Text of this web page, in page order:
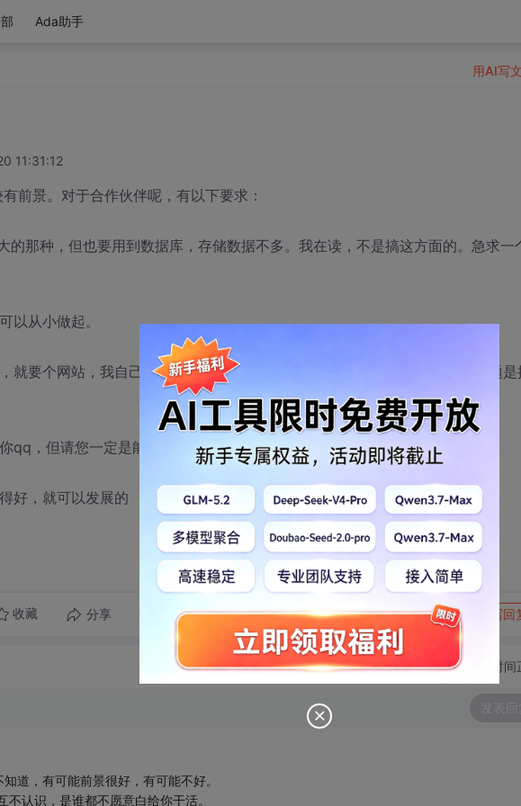
Ada助手
11:31:12
前景。对于合作伙伴呢，有以下要求：
的那种，但也要用到数据库，存储数据不多。我在读，不是搞这方面的。急求一
以从小做起。
就要个网站，我自己也可以学，但是没这个时间。我不是搞这方面的。可问题是
qq，但请您一定是能提供网站的，不要浪费彼此时间。
好，就可以发展的
收藏 分享 转发到动态 举报 写回
用AI写
切换为时间
发表回
道，有可能前景很好，有可能不好。
认识，是谁都不愿意白给你干活。